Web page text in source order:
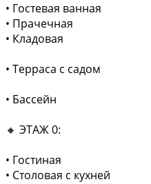
• Гостевая ванная
• Прачечная
• Кладовая
• Терраса с садом
• Бассейн
🔸 ЭТАЖ 0:
• Гостиная
• Столовая с кухней